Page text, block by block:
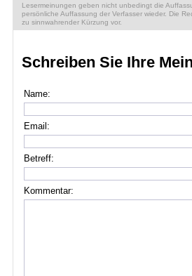
Lesermeinungen geben nicht unbedingt die
persönliche Auffassung der Verfasser wieder. Die
zu sinnwahrender Kürzung vor.
Schreiben Sie Ihre
Name:
Email:
Betreff:
Kommentar: